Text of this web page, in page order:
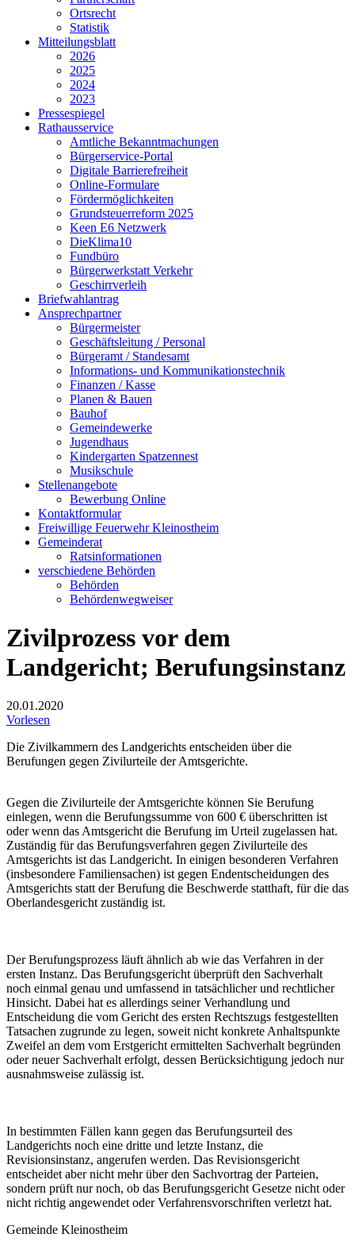
Ortsrecht
Statistik
Mitteilungsblatt
2026
2025
2024
2023
Pressespiegel
Rathausservice
Amtliche Bekanntmachungen
Bürgerservice-Portal
Digitale Barrierefreiheit
Online-Formulare
Fördermöglichkeiten
Grundsteuerreform 2025
Keen E6 Netzwerk
DieKlima10
Fundbüro
Bürgerwerkstatt Verkehr
Geschirrverleih
Briefwahlantrag
Ansprechpartner
Bürgermeister
Geschäftsleitung / Personal
Bürgeramt / Standesamt
Informations- und Kommunikationstechnik
Finanzen / Kasse
Planen & Bauen
Bauhof
Gemeindewerke
Jugendhaus
Kindergarten Spatzennest
Musikschule
Stellenangebote
Bewerbung Online
Kontaktformular
Freiwillige Feuerwehr Kleinostheim
Gemeinderat
Ratsinformationen
verschiedene Behörden
Behörden
Behördenwegweiser
Zivilprozess vor dem
Landgericht; Berufungsinstanz
20.01.2020
Vorlesen
Die Zivilkammern des Landgerichts entscheiden über die
Berufungen gegen Zivilurteile der Amtsgerichte.
Gegen die Zivilurteile der Amtsgerichte können Sie Berufung
einlegen, wenn die Berufungssumme von 600 € überschritten ist
oder wenn das Amtsgericht die Berufung im Urteil zugelassen hat.
Zuständig für das Berufungsverfahren gegen Zivilurteile des
Amtsgerichts ist das Landgericht. In einigen besonderen Verfahren
(insbesondere Familiensachen) ist gegen Endentscheidungen des
Amtsgerichts statt der Berufung die Beschwerde statthaft, für die das
Oberlandesgericht zuständig ist.
Der Berufungsprozess läuft ähnlich ab wie das Verfahren in der
ersten Instanz. Das Berufungsgericht überprüft den Sachverhalt
noch einmal genau und umfassend in tatsächlicher und rechtlicher
Hinsicht. Dabei hat es allerdings seiner Verhandlung und
Entscheidung die vom Gericht des ersten Rechtszugs festgestellten
Tatsachen zugrunde zu legen, soweit nicht konkrete Anhaltspunkte
Zweifel an dem vom Erstgericht ermittelten Sachverhalt begründen
oder neuer Sachverhalt erfolgt, dessen Berücksichtigung jedoch nur
ausnahmsweise zulässig ist.
In bestimmten Fällen kann gegen das Berufungsurteil des
Landgerichts noch eine dritte und letzte Instanz, die
Revisionsinstanz, angerufen werden. Das Revisionsgericht
entscheidet aber nicht mehr über den Sachvortrag der Parteien,
sondern prüft nur noch, ob das Berufungsgericht Gesetze nicht oder
nicht richtig angewendet oder Verfahrensvorschriften verletzt hat.
Gemeinde Kleinostheim